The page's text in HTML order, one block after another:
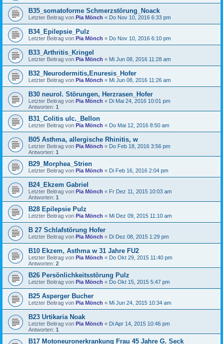
B35_somatoforme Schmerzstörung_Noack
Letzter Beitrag von Pia Mönch « Do Nov 10, 2016 6:33 pm
B34_Epilepsie_Pulz
Letzter Beitrag von Pia Mönch « Do Nov 10, 2016 6:10 pm
B33_Arthritis_Kringel
Letzter Beitrag von Pia Mönch « Mi Jun 08, 2016 11:28 am
B32_Neurodermitis,Enuresis_Hofer
Letzter Beitrag von Pia Mönch « Mi Jun 08, 2016 11:26 am
B30 neurol. Störungen, Herzrasen_Hofer
Letzter Beitrag von Pia Mönch « Di Mai 24, 2016 10:01 pm
Antworten: 1
B31_Colitis ulc._Bellon
Letzter Beitrag von Pia Mönch « Do Mai 12, 2016 8:50 am
B05 Asthma, allergische Rhinitis, w
Letzter Beitrag von Pia Mönch « Do Feb 18, 2016 3:56 pm
Antworten: 1
B29_Morphea_Strien
Letzter Beitrag von Pia Mönch « Di Feb 16, 2016 2:04 pm
B24_Ekzem Gabriel
Letzter Beitrag von Pia Mönch « Fr Dez 11, 2015 10:03 am
Antworten: 1
B28 Epilepsie Pulz
Letzter Beitrag von Pia Mönch « Mi Dez 09, 2015 11:10 am
B 27 Schlafstörung Hofer
Letzter Beitrag von Pia Mönch « Di Dez 08, 2015 1:29 pm
B10 Ekzem, Asthma w 31 Jahre FU2
Letzter Beitrag von Pia Mönch « Do Okt 29, 2015 11:40 pm
Antworten: 2
B26 Persönlichkeitsstörung Pulz
Letzter Beitrag von Pia Mönch « Do Okt 15, 2015 5:47 pm
B25 Asperger Bucher
Letzter Beitrag von Pia Mönch « Mi Jun 24, 2015 10:34 am
B23 Urtikaria Noak
Letzter Beitrag von Pia Mönch « Di Apr 14, 2015 10:46 pm
Antworten: 1
B17 Motoneuronerkrankung Frau 45 Jahre G. Seck